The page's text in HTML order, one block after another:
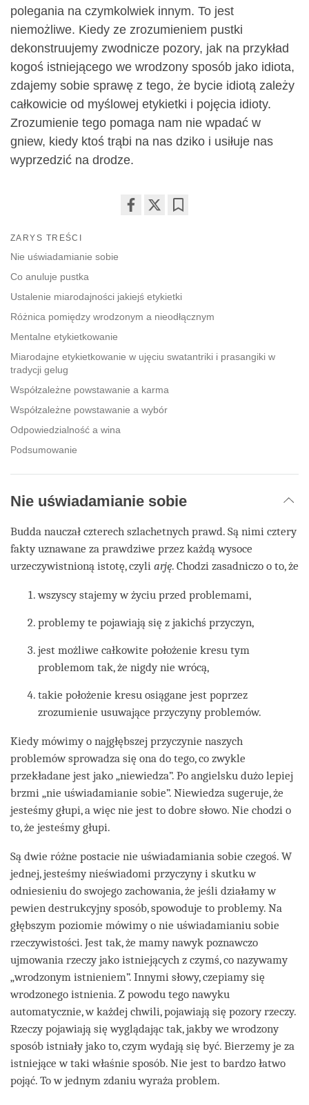
polegania na czymkolwiek innym. To jest
niemożliwe. Kiedy ze zrozumieniem pustki
dekonstruujemy zwodnicze pozory, jak na przykład
kogoś istniejącego we wrodzony sposób jako idiota,
zdajemy sobie sprawę z tego, że bycie idiotą zależy
całkowicie od myślowej etykietki i pojęcia idioty.
Zrozumienie tego pomaga nam nie wpadać w
gniew, kiedy ktoś trąbi na nas dziko i usiłuje nas
wyprzedzić na drodze.
ZARYS TREŚCI
Nie uświadamianie sobie
Co anuluje pustka
Ustalenie miarodajności jakiejś etykietki
Różnica pomiędzy wrodzonym a nieodłącznym
Mentalne etykietkowanie
Miarodajne etykietkowanie w ujęciu swatantriki i prasangiki w
tradycji gelug
Współzależne powstawanie a karma
Współzależne powstawanie a wybór
Odpowiedzialność a wina
Podsumowanie
Nie uświadamianie sobie
Budda nauczał czterech szlachetnych prawd. Są nimi cztery
fakty uznawane za prawdziwe przez każdą wysoce
urzeczywistnioną istotę, czyli arję. Chodzi zasadniczo o to, że
wszyscy stajemy w życiu przed problemami,
problemy te pojawiają się z jakichś przyczyn,
jest możliwe całkowite położenie kresu tym
problemom tak, że nigdy niewrócą,
takie położenie kresu osiągane jest poprzez
zrozumienie usuwające przyczynyproblemów.
Kiedy mówimy o najgłębszej przyczynie naszych
problemów sprowadza się ona do tego, co zwykle
przekładane jest jako „niewiedza”. Po angielsku dużo lepiej
brzmi „nie uświadamianie sobie”. Niewiedza sugeruje, że
jesteśmy głupi, a więc nie jest to dobre słowo. Nie chodzi o
to, że jesteśmy głupi.
Są dwie różne postacie nie uświadamiania sobie czegoś. W
jednej, jesteśmy nieświadomi przyczyny i skutku w
odniesieniu do swojego zachowania, że jeśli działamy w
pewien destrukcyjny sposób, spowoduje to problemy. Na
głębszym poziomie mówimy o nie uświadamianiu sobie
rzeczywistości. Jest tak, że mamy nawyk poznawczo
ujmowania rzeczy jako istniejących z czymś, co nazywamy
„wrodzonym istnieniem”. Innymi słowy, czepiamy się
wrodzonego istnienia. Z powodu tego nawyku
automatycznie, w każdej chwili, pojawiają się pozory rzeczy.
Rzeczy pojawiają się wyglądając tak, jakby we wrodzony
sposób istniały jako to, czym wydają się być. Bierzemy je za
istniejące w taki właśnie sposób. Nie jest to bardzo łatwo
pojąć. To w jednym zdaniu wyraża problem.